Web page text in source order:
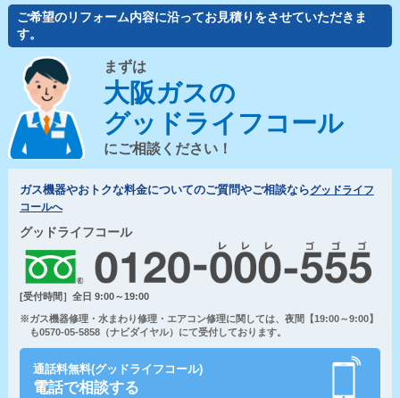
ご希望のリフォーム内容に沿ってお見積りをさせていただきま
す。
まずは
大阪ガスの
グッドライフコール
にご相談ください！
ガス機器やおトクな料金についてのご質問やご相談ならグッドライフ
コールへ
グッドライフコール
[受付時間］全日 9:00～19:00
※ガス機器修理・水まわり修理・エアコン修理に関しては、夜間【19:00～9:00】
も0570-05-5858（ナビダイヤル）にて受付しております。
通話料無料(グッドライフコール)
電話で相談する